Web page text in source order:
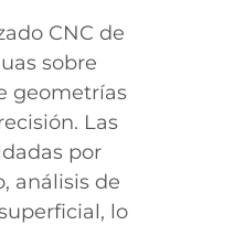
CNC de
sobre
geometrías
Las
por
análisis de
lo